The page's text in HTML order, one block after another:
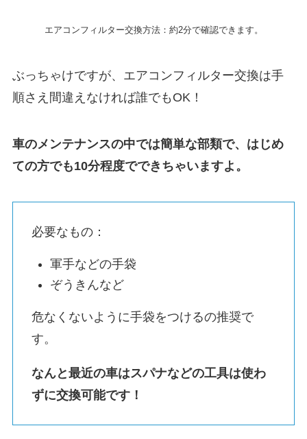
エアコンフィルター交換方法：約2分で確認できます。
ぶっちゃけですが、エアコンフィルター交換は手
順さえ間違えなければ誰でもOK！
車のメンテナンスの中では簡単な部類で、はじめ
ての方でも10分程度でできちゃいますよ。
必要なもの：
軍手などの手袋
ぞうきんなど
危なくないように手袋をつけるの推奨で
す。
なんと最近の車はスパナなどの工具は使わ
ずに交換可能です！